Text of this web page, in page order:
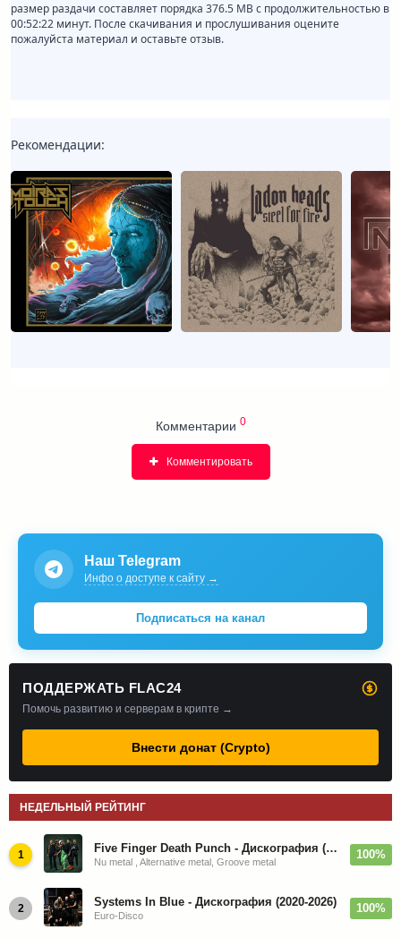
размер раздачи составляет порядка 376.5 MB с продолжительностью в
00:52:22 минут. После скачивания и прослушивания оцените
пожалуйста материал и оставьте отзыв.
Рекомендации:
Комментарии 0
Комментировать
Наш Telegram
Инфо о доступе к сайту →
Подписаться на канал
ПОДДЕРЖАТЬ FLAC24
Помочь развитию и серверам в крипте →
Внести донат (Crypto)
НЕДЕЛЬНЫЙ РЕЙТИНГ
1 Five Finger Death Punch - Дискография (2008-2026)
Nu metal , Alternative metal, Groove metal
100%
2 Systems In Blue - Дискография (2020-2026)
Euro-Disco
100%